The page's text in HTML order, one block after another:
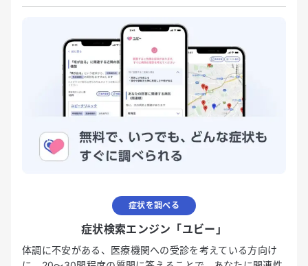
症状を調べる
症状検索エンジン「ユビー」
体調に不安がある、医療機関への受診を考えている方向け